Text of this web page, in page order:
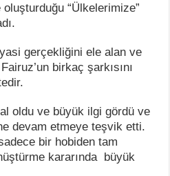
“Ülkelerimize”
gerçekliğini ele alan ve
birkaç şarkısını
oldu ve büyük ilgi gördü ve
devam etmeye teşvik etti.
bir hobiden tam
kararında büyük